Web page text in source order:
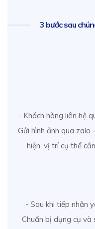
3 bước sau
- Khách hàng liên hệ
Gửi hình ảnh qua zalo
hiện, vị trí cụ thể
- Sau khi tiếp nhận
Chuẩn bị dụng cụ và